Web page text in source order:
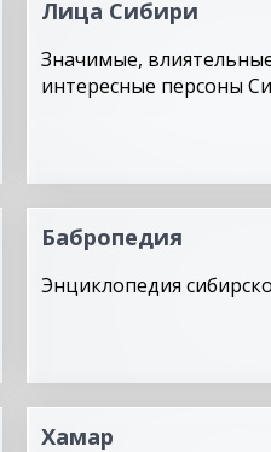
Лица Сибири
Значимые,
интересные персоны
Бабропедия
Энциклопедия
Хамар